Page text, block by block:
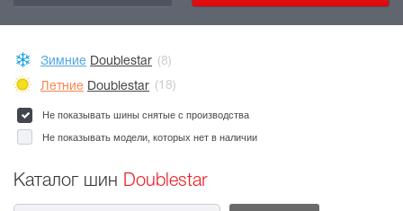
Зимние Doublestar (8)
Летние Doublestar (18)
Не показывать шины снятые с производства
Не показывать модели, которых нет в наличии
Каталог шин Doublestar